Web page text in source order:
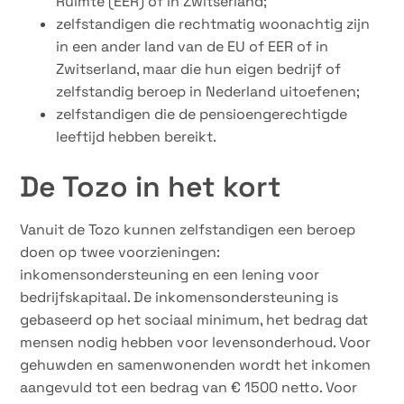
zelfstandigen die rechtmatig woonachtig zijn
in een ander land van de EU of EER of in
Zwitserland, maar die hun eigen bedrijf of
zelfstandig beroep in Nederland uitoefenen;
zelfstandigen die de pensioengerechtigde
leeftijd hebben bereikt.
De Tozo in het kort
Vanuit de Tozo kunnen zelfstandigen een beroep
doen op twee voorzieningen:
inkomensondersteuning en een lening voor
bedrijfskapitaal. De inkomensondersteuning is
gebaseerd op het sociaal minimum, het bedrag dat
mensen nodig hebben voor levensonderhoud. Voor
gehuwden en samenwonenden wordt het inkomen
aangevuld tot een bedrag van € 1500 netto. Voor